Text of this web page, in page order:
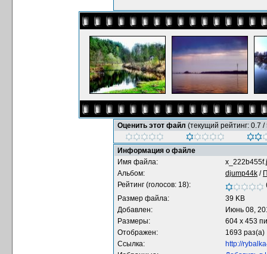
Оценить этот файл (текущий рейтинг: 0.7 /
Информация о файле
Имя файла:
Альбом:
djump44k /
Рейтинг (голосов: 18):
Размер файла:
39 KB
Добавлен:
Июнь 08,
Размеры:
604 x 453
Отображен:
1693 раз(а)
Ссылка:
http://